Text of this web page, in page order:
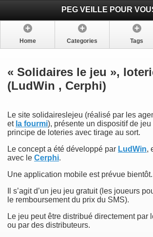
PEG VEILLE POUR
Home Categories Tags
« Solidaires le jeu »,
(LudWin , Cerphi)
Le site solidaireslejeu (réalisé par les
et la fourmi), présente un dispositif de
principe de loteries avec tirage au sort.
Le concept a été développé par LudWin,
avec le Cerphi.
Une application mobile est prévue bientôt.
Il s’agit d’un jeu jeu gratuit (les joueurs
le remboursement du prix du SMS).
Le jeu peut être distribué directement par
ou par des distributeurs.